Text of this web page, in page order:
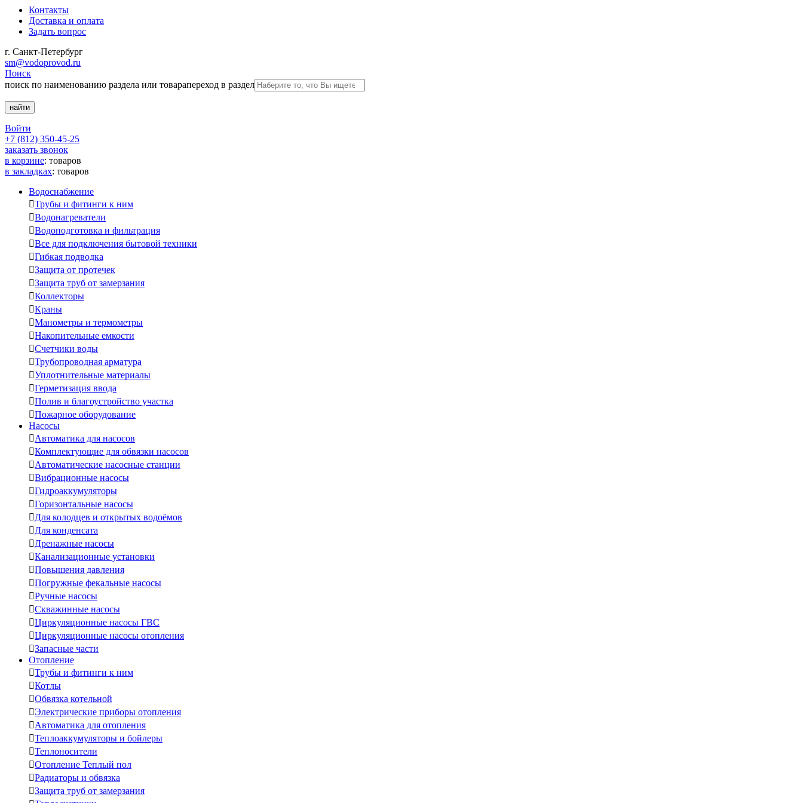
Контакты
Доставка и оплата
Задать вопрос
г. Санкт-Петербург
sm@vodoprovod.ru
Поиск
поиск по наименованию раздела или товарапереход в раздел
Войти
+7 (812) 350-45-25
заказать звонок
в корзине: товаров
в закладках: товаров
Водоснабжение
Трубы и фитинги к ним
Водонагреватели
Водоподготовка и фильтрация
Все для подключения бытовой техники
Гибкая подводка
Защита от протечек
Защита труб от замерзания
Коллекторы
Краны
Манометры и термометры
Накопительные емкости
Счетчики воды
Трубопроводная арматура
Уплотнительные материалы
Герметизация ввода
Полив и благоустройство участка
Пожарное оборудование
Насосы
Автоматика для насосов
Комплектующие для обвязки насосов
Автоматические насосные станции
Вибрационные насосы
Гидроаккумуляторы
Горизонтальные насосы
Для колодцев и открытых водоёмов
Для конденсата
Дренажные насосы
Канализационные установки
Повышения давления
Погружные фекальные насосы
Ручные насосы
Скважинные насосы
Циркуляционные насосы ГВС
Циркуляционные насосы отопления
Запасные части
Отопление
Трубы и фитинги к ним
Котлы
Обвязка котельной
Электрические приборы отопления
Автоматика для отопления
Теплоаккумуляторы и бойлеры
Теплоносители
Отопление Теплый пол
Радиаторы и обвязка
Защита труб от замерзания